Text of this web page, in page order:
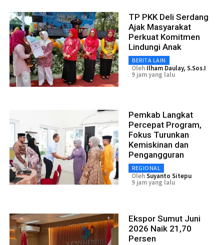
TP PKK Deli Serdang
Ajak Masyarakat
Perkuat Komitmen
Lindungi Anak
BERITA LAIN
Oleh Ilham Daulay, S.Sos.I
9 jam yang lalu
Pemkab Langkat
Percepat Program,
Fokus Turunkan
Kemiskinan dan
Pengangguran
REGIONAL
OlehSuyanto Sitepu
9 jam yang lalu
Ekspor Sumut Juni
2026 Naik 21,70
Persen